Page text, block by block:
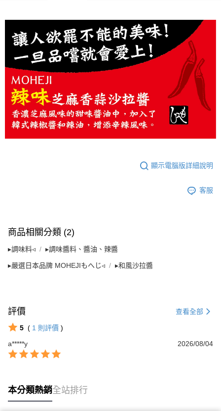
２．訂單成立數日內，您將收到繳費通知簡訊。
３．收到繳費通知簡訊後14天內，點擊此簡訊中的連結，可透過四大超商／
ATM／網路銀行／等多元方式進行付款，方視為交易完成。
※ 請注意：結帳手續完成當下不需立刻繳費，但若您需要取消訂單，請聯絡
購買商品的店家。未經商家同意取消之訂單仍視為有效，需透過AFTEE先享
後付繳納相關費用。
※ 交易是否成功請以「AFTEE先享後付 」之結帳頁面顯示為準，若有關於
是否繳費成功／繳費後需取消欲退款等相關疑問，請聯繫「AFTEE先享後付
客戶支援中心」
https://netprotections.freshdesk.com/support/home
【注意事項】
１．透過由恩沛科技股份有限公司提供之「AFTEE先享後付」服務完成之交
易，需依本服務之必要範圍內提供個人資料，並將交易相關給付款項請求債
３．未成年的使用者請事先徵得法定代理人或監護人之同意方可使用
「AFTEE先享後付」，若未經同意申辦者引起之損失，本公司不負相關責
４．使用「AFTEE先享後付」時，將依據個別帳號之用戶狀況，依本公司即
恩沛科技股份有限公司將有權停止該用戶之使用額度並採取法律行動。
顯示電腦版詳細說明
客服
商品相關分類 (2)
▸調味料◃ ▸調味醬料、醬油、辣醬
▸嚴選日本品牌 MOHEJIもへじ◃ ▸和風沙拉醬
評價 查看全部
5 ( 1 則評價 )
a*****y
2026/08/04
本分類熱銷全站排行